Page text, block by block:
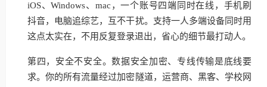
iOS、Windows、mac，一个账号四端同时在线，手机刷
抖音，电脑追综艺，互不干扰。支持一人多端设备同时用
这点太实在，不用反复登录退出，省心的细节最打动人。
第四，安全不安全。数据安全加密、专线传输是底线要
求。你的所有流量经过加密隧道，运营商、黑客、学校网